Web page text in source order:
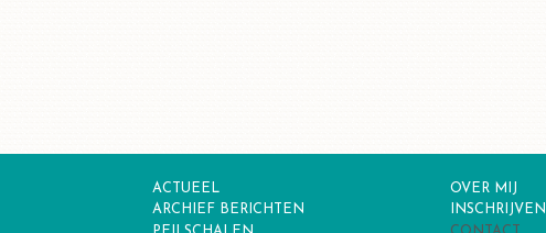
ACTUEEL
ARCHIEF BERICHTEN
OVER MIJ
INSCHRIJVEN